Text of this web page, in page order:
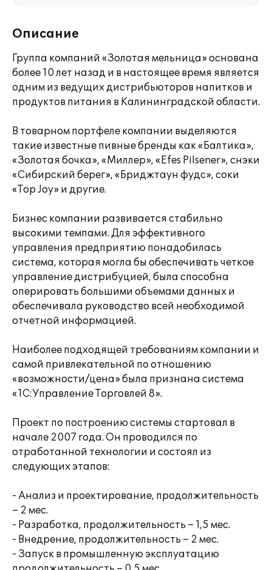
Описание
Группа компаний «Золотая мельница» основана
более 10 лет назад и в настоящее время является
одним из ведущих дистрибьюторов напитков и
продуктов питания в Калининградской области.
В товарном портфеле компании выделяются
такие известные пивные бренды как «Балтика»,
«Золотая бочка», «Миллер», «Efes Pilsener», снэки
«Сибирский берег», «Бриджтаун фудс», соки
«Top Joy» и другие.
Бизнес компании развивается стабильно
высокими темпами. Для эффективного
управления предприятию понадобилась
система, которая могла бы обеспечивать четкое
управление дистрибуцией, была способна
оперировать большими объемами данных и
обеспечивала руководство всей необходимой
отчетной информацией.
Наиболее подходящей требованиям компании и
самой привлекательной по отношению
«возможности/цена» была признана система
«1С:Управление Торговлей 8».
Проект по построению системы стартовал в
начале 2007 года. Он проводился по
отработанной технологии и состоял из
следующих этапов:
- Анализ и проектирование, продолжительность
– 2 мес.
- Разработка, продолжительность – 1,5 мес.
- Внедрение, продолжительность – 2 мес.
- Запуск в промышленную эксплуатацию